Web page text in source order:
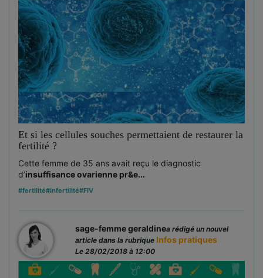
Et si les cellules souches permettaient de restaurer la
fertilité ?
Cette femme de 35 ans avait reçu le diagnostic
d’insuffisance ovarienne pr&e...
#fertilité#infertilité#FIV
sage-femme geraldinea rédigé un nouvel
article dans la rubrique Infos pratiques
Le 28/02/2018 à 12:00